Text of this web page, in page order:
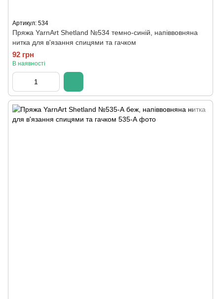
Артикул: 534
Пряжа YarnArt Shetland №534 темно-синій, напіввовняна
нитка для в'язання спицями та гачком
92 грн
В наявності